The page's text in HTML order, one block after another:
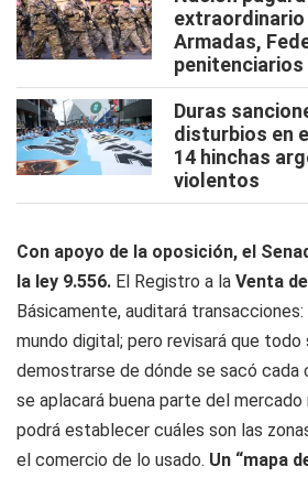
extraordinario
Armadas,
penitenciarios
Duras
disturbios en
14 hinchas
violentos
Con apoyo de la oposición, el
la ley 9.556. El Registro a la Venta
Básicamente, auditará
mundo digital; pero revisará que
demostrarse de dónde se sacó cada
se aplacará buena parte del mercado
podrá establecer cuáles son las
el comercio de lo usado. Un “mapa